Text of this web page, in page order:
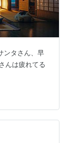
ンタさん、早
んは疲れてる